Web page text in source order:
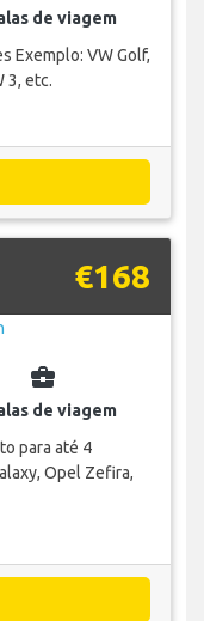
de viagem
Exemplo: VW Golf,
3, etc.
€168
business_center
de viagem
para até 4
Opel Zefira,